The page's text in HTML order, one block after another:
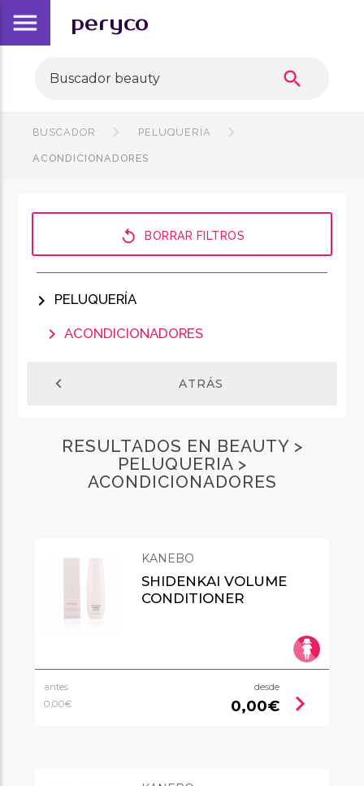
menu peryco
search
BUSCADOR PELUQUERÍA
ACONDICIONADORES
replay BORRAR FILTROS
chevron_right PELUQUERÍA
chevron_right ACONDICIONADORES
chevron_left ATRÁS
RESULTADOS EN BEAUTY >
PELUQUERIA >
ACONDICIONADORES
KANEBO
SHIDENKAI VOLUME
CONDITIONER
antes
0,00€
desde
0,00€ chevron_right